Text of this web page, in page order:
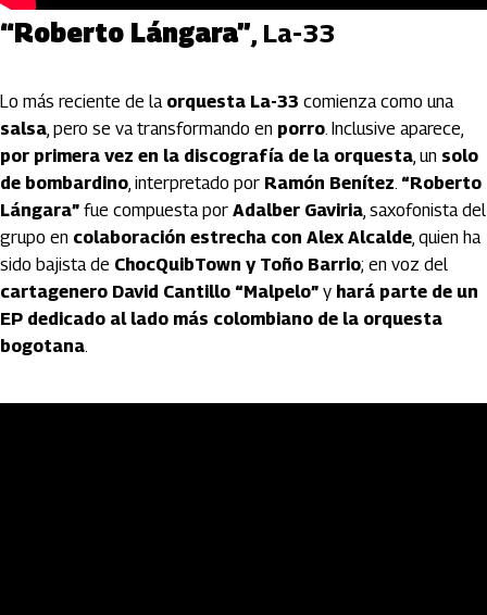
“Roberto Lángara”, La-33
Lo más reciente de la orquesta La-33 comienza como una
salsa, pero se va transformando en porro. Inclusive aparece,
por primera vez en la discografía de la orquesta, un solo
de bombardino, interpretado por Ramón Benítez. “Roberto
Lángara” fue compuesta por Adalber Gaviria, saxofonista del
grupo en colaboración estrecha con Alex Alcalde, quien ha
sido bajista de ChocQuibTown y Toño Barrio; en voz del
cartagenero David Cantillo “Malpelo” y hará parte de un
EP dedicado al lado más colombiano de la orquesta
bogotana.